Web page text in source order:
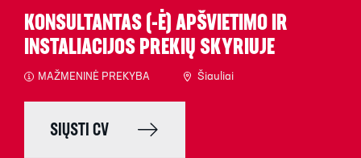
KONSULTANTAS (-Ė) APŠVIETIMO IR
INSTALIACIJOS PREKIŲ SKYRIUJE
MAŽMENINĖ PREKYBA Šiauliai
SIŲSTI CV